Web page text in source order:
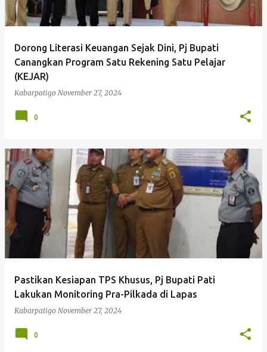
Dorong Literasi Keuangan Sejak Dini, Pj Bupati
Canangkan Program Satu Rekening Satu Pelajar
(KEJAR)
Kabarpatigo November 27, 2024
0
Pastikan Kesiapan TPS Khusus, Pj Bupati Pati
Lakukan Monitoring Pra-Pilkada di Lapas
Kabarpatigo November 27, 2024
0